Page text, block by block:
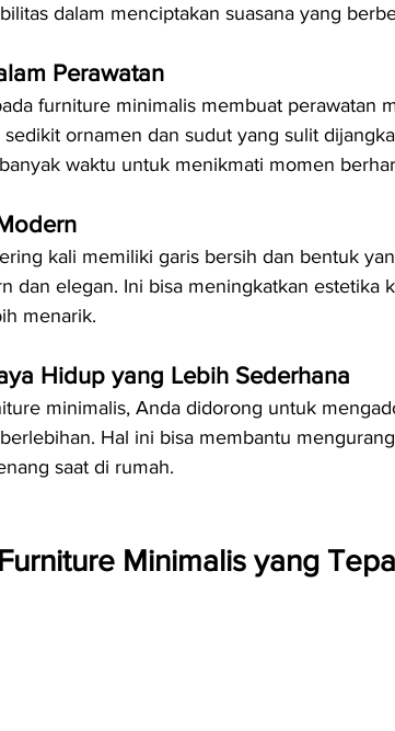
dalam menciptakan suasana yang
Perawatan
furniture minimalis membuat perawatan
ornamen dan sudut yang sulit
waktu untuk menikmati momen
kali memiliki garis bersih dan bentuk
dan elegan. Ini bisa meningkatkan estetika
menarik.
Hidup yang Lebih Sederhana
minimalis, Anda didorong untuk
Hal ini bisa membantu
saat di rumah.
Minimalis yang